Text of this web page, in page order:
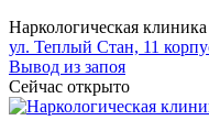
Наркологическая
ул. Теплый Стан, 11
Вывод из запоя
Сейчас открыто